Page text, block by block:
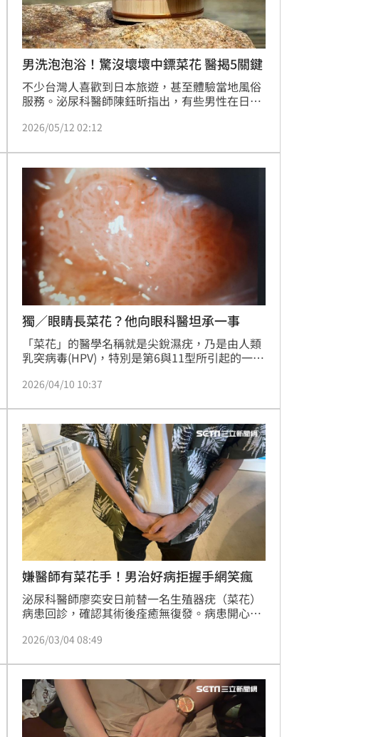
男洗泡泡浴！驚沒壞壞中鏢菜花 醫揭5關鍵
不少台灣人喜歡到日本旅遊，甚至體驗當地風俗
服務。泌尿科醫師陳鈺昕指出，有些男性在日本
診菜花。他提醒，即使沒有發生「進入式」性行
能的傳播途徑。
2026/05/12 02:12
獨／眼睛長菜花？他向眼科醫坦承一事
「菜花」的醫學名稱就是尖銳濕疣，乃是由人類
乳突病毒(HPV)，特別是第6與11型所引起的一種
明顯生殖器菜花的盛行率約為1.1%，男性發病比
性行為的高度活躍期。由於菜花具高度傳染性，
當伴侶處於發病期(肉眼可見病灶)，此時沒有使
用保險套，傳染率甚至高達 85%。若長期使用保
險套，可大幅降低 70% 的感染風險，只不
2026/04/10 10:37
嫌醫師有菜花手！男治好病拒握手網笑瘋
泌尿科醫師廖奕安日前替一名生殖器疣（菜花）
病患回診，確認其術後痊癒無復發。病患開心之
多菜花恐有「菜花手」。這番言論讓醫師哭笑不
會衛教，指出手上常見的「尋常疣」與生殖器疣
（菜花）是由不同型別的人類乳突病毒（HPV）
引起，強調手上極少會感染並長出菜花。此衛教
文不僅破除迷思，也引來網友幽默回應，互動十
分逗趣。
2026/03/04 08:49